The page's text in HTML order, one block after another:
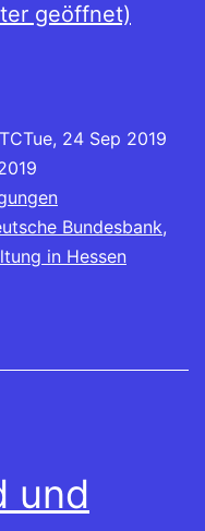
geöffnet)
24 Sep 2019
Bundesbank,
in Hessen
und